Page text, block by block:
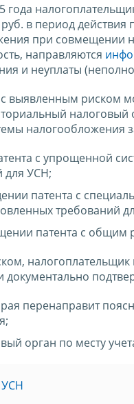
года
в период действия
при совмещении
направляются
и неуплаты
выявленным риском
налогообложения
с упрощенной
для УСН;
патента с
требований
патента с общим
документально
перенаправит
орган по месту